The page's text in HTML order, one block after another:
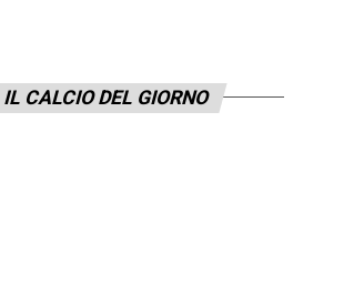
IL CALCIO DEL GIORNO